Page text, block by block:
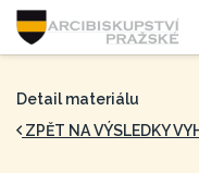
Detail materiálu
ZPĚT NA VÝSLEDKY